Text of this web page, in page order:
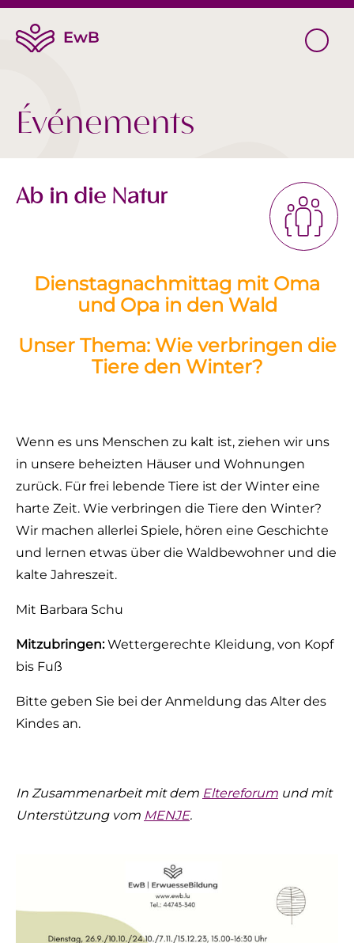
Événements
Ab in die Natur
Dienstagnachmittag mit Oma
und Opa in den Wald
Unser Thema: Wie verbringen die
Tiere den Winter?
Wenn es uns Menschen zu kalt ist, ziehen wir uns
in unsere beheizten Häuser und Wohnungen
zurück. Für frei lebende Tiere ist der Winter eine
harte Zeit. Wie verbringen die Tiere den Winter?
Wir machen allerlei Spiele, hören eine Geschichte
und lernen etwas über die Waldbewohner und die
kalte Jahreszeit.
Mit Barbara Schu
Mitzubringen:Wettergerechte Kleidung, von Kopf
bis Fuß
Bitte geben Sie bei der Anmeldung das Alter des
Kindes an.
In Zusammenarbeit mit dem Eltereforum und mit
Unterstützung vom MENJE.